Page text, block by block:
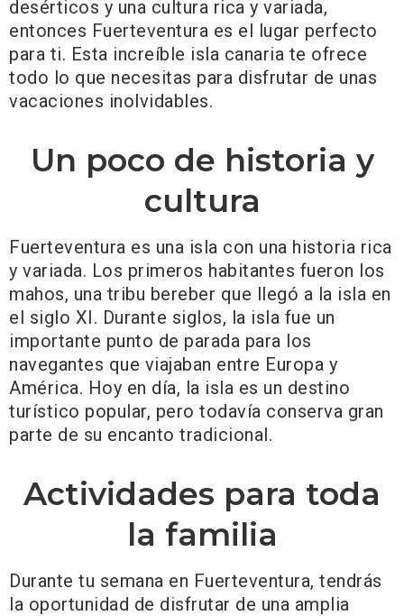
desérticos y una cultura rica y variada,
entonces Fuerteventura es el lugar perfecto
para ti. Esta increíble isla canaria te ofrece
todo lo que necesitas para disfrutar de unas
vacaciones inolvidables.
Un poco de historia y
cultura
Fuerteventura es una isla con una historia rica
y variada. Los primeros habitantes fueron los
mahos, una tribu bereber que llegó a la isla en
el siglo XI. Durante siglos, la isla fue un
importante punto de parada para los
navegantes que viajaban entre Europa y
América. Hoy en día, la isla es un destino
turístico popular, pero todavía conserva gran
parte de su encanto tradicional.
Actividades para toda
la familia
Durante tu semana en Fuerteventura, tendrás
la oportunidad de disfrutar de una amplia